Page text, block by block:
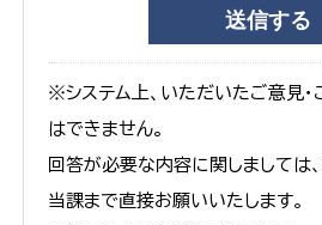
※システム上、いただいたご意見
はできません。
回答が必要な内容に関しましては
当課まで直接お願いいたします。